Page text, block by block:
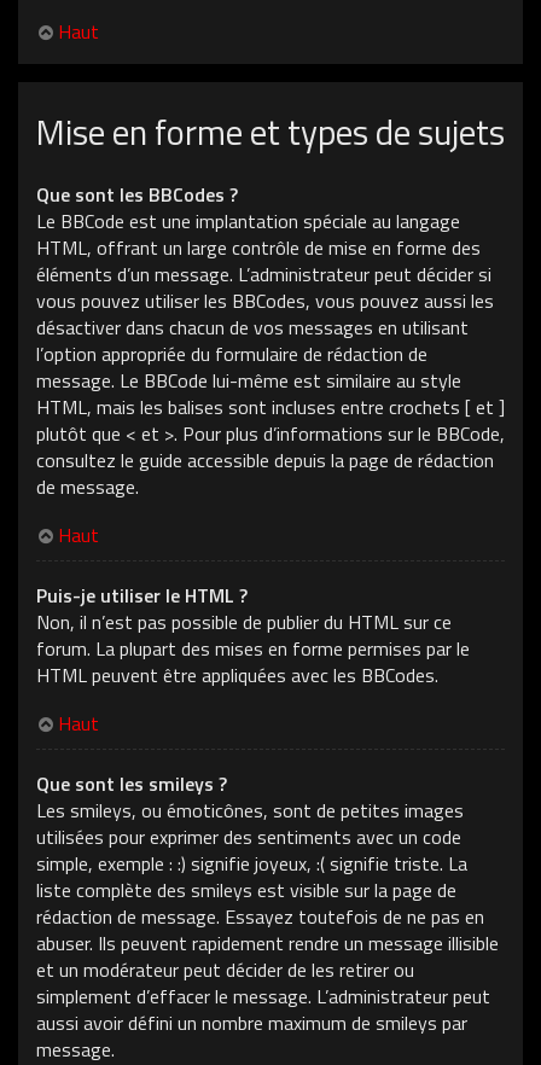
Haut
Mise en forme et types de sujets
Que sont les BBCodes ?
Le BBCode est une implantation spéciale au langage
HTML, offrant un large contrôle de mise en forme des
éléments d’un message. L’administrateur peut décider si
vous pouvez utiliser les BBCodes, vous pouvez aussi les
désactiver dans chacun de vos messages en utilisant
l’option appropriée du formulaire de rédaction de
message. Le BBCode lui-même est similaire au style
HTML, mais les balises sont incluses entre crochets [ et ]
plutôt que < et >. Pour plus d’informations sur le BBCode,
consultez le guide accessible depuis la page de rédaction
de message.
Haut
Puis-je utiliser le HTML ?
Non, il n’est pas possible de publier du HTML sur ce
forum. La plupart des mises en forme permises par le
HTML peuvent être appliquées avec les BBCodes.
Haut
Que sont les smileys ?
Les smileys, ou émoticônes, sont de petites images
utilisées pour exprimer des sentiments avec un code
simple, exemple : :) signifie joyeux, :( signifie triste. La
liste complète des smileys est visible sur la page de
rédaction de message. Essayez toutefois de ne pas en
abuser. Ils peuvent rapidement rendre un message illisible
et un modérateur peut décider de les retirer ou
simplement d’effacer le message. L’administrateur peut
aussi avoir défini un nombre maximum de smileys par
message.